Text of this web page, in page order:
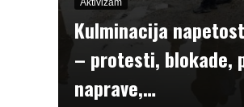
Aktivizam
Kulminacija
– protesti, blokade,
naprave,…